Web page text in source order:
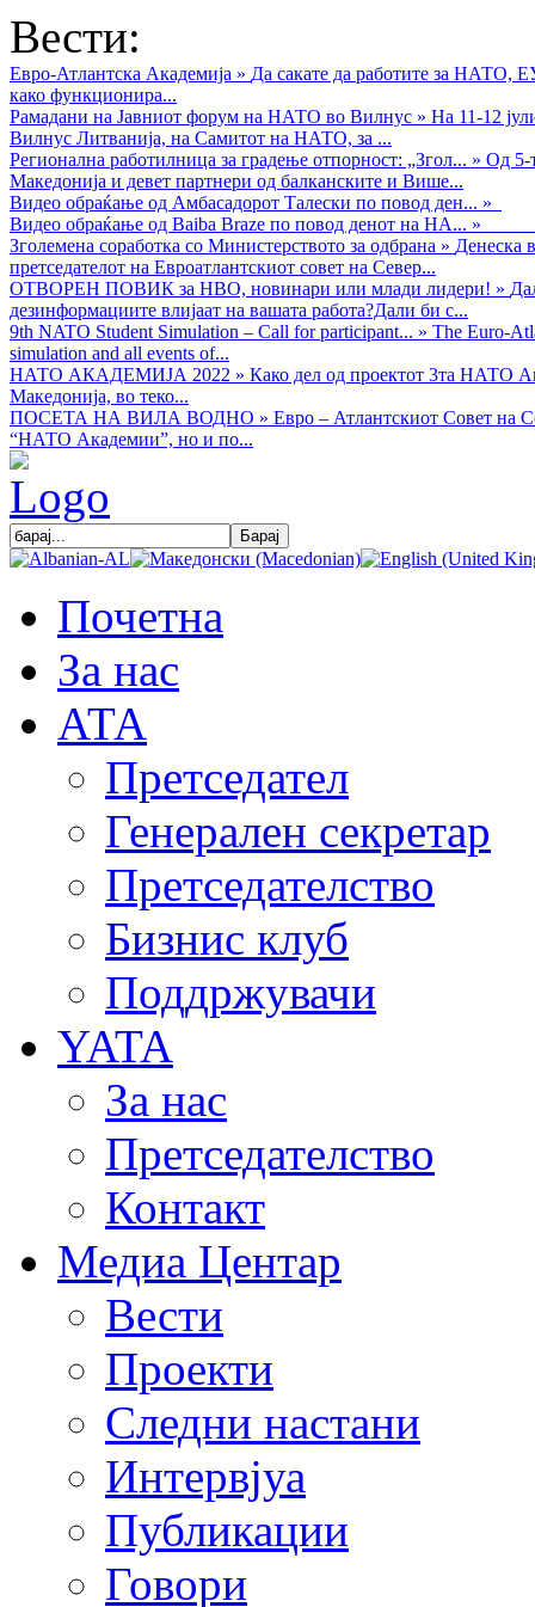
Вести:
Евро-Атлантска Академија » Да сакате да работите за НАТО,
како функционира...
Рамадани на Јавниот форум на НАТО во Вилнус » На 11-12
Вилнус Литванија, на Самитот на НАТО, за ...
Регионална работилница за градење отпорност: „Згол... » Од 5-
Македонија и девет партнери од балканските и Више...
Видео обраќањe од Амбасадорот Талески по повод ден... »
Видео обраќање од Baiba Braze по повод денот на НА... »
Зголемена соработка со Министерството за одбрана » Денеска
претседателот на Евроатлантскиот совет на Север...
ОТВОРЕН ПОВИК за НВО, новинари или млади лидери! »
дезинформациите влијаат на вашата работа?Дали би с...
9th NATO Student Simulation – Call for participant... » The Euro-
simulation and all events of...
НАТО АКАДЕМИЈА 2022 » Како дел од проектот 3та НАТО
Македонија, во теко...
ПОСЕТА НА ВИЛА ВОДНО » Евро – Атлантскиот Совет на
“НАТО Академии”, но и по...
Почетна
За нас
АТА
Претседател
Генерален секретар
Претседателство
Бизнис клуб
Поддржувачи
YATA
За нас
Претседателство
Контакт
Медиа Центар
Вести
Проекти
Следни настани
Интервјуа
Публикации
Говори